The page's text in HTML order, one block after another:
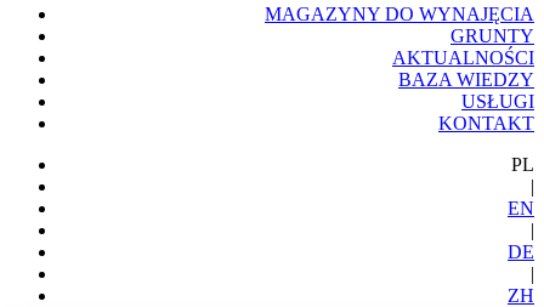
MAGAZYNY DO WYNAJĘCIA
GRUNTY
AKTUALNOŚCI
BAZA WIEDZY
USŁUGI
KONTAKT
PL
|
EN
|
DE
|
ZH